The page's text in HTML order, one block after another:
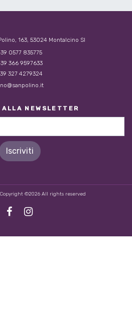
163, 53024 Montalcino SI
0577 835775
366 9597633
327 4279324
NEWSLETTER
Copyright ©2026 All rights reserved